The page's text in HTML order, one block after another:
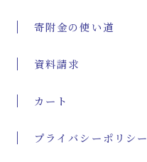
寄附金の使い道
資料請求
カート
プライバシーポリシー